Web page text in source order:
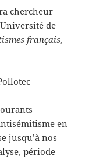
chercheur
de
français,
en
jusqu’à nos
période